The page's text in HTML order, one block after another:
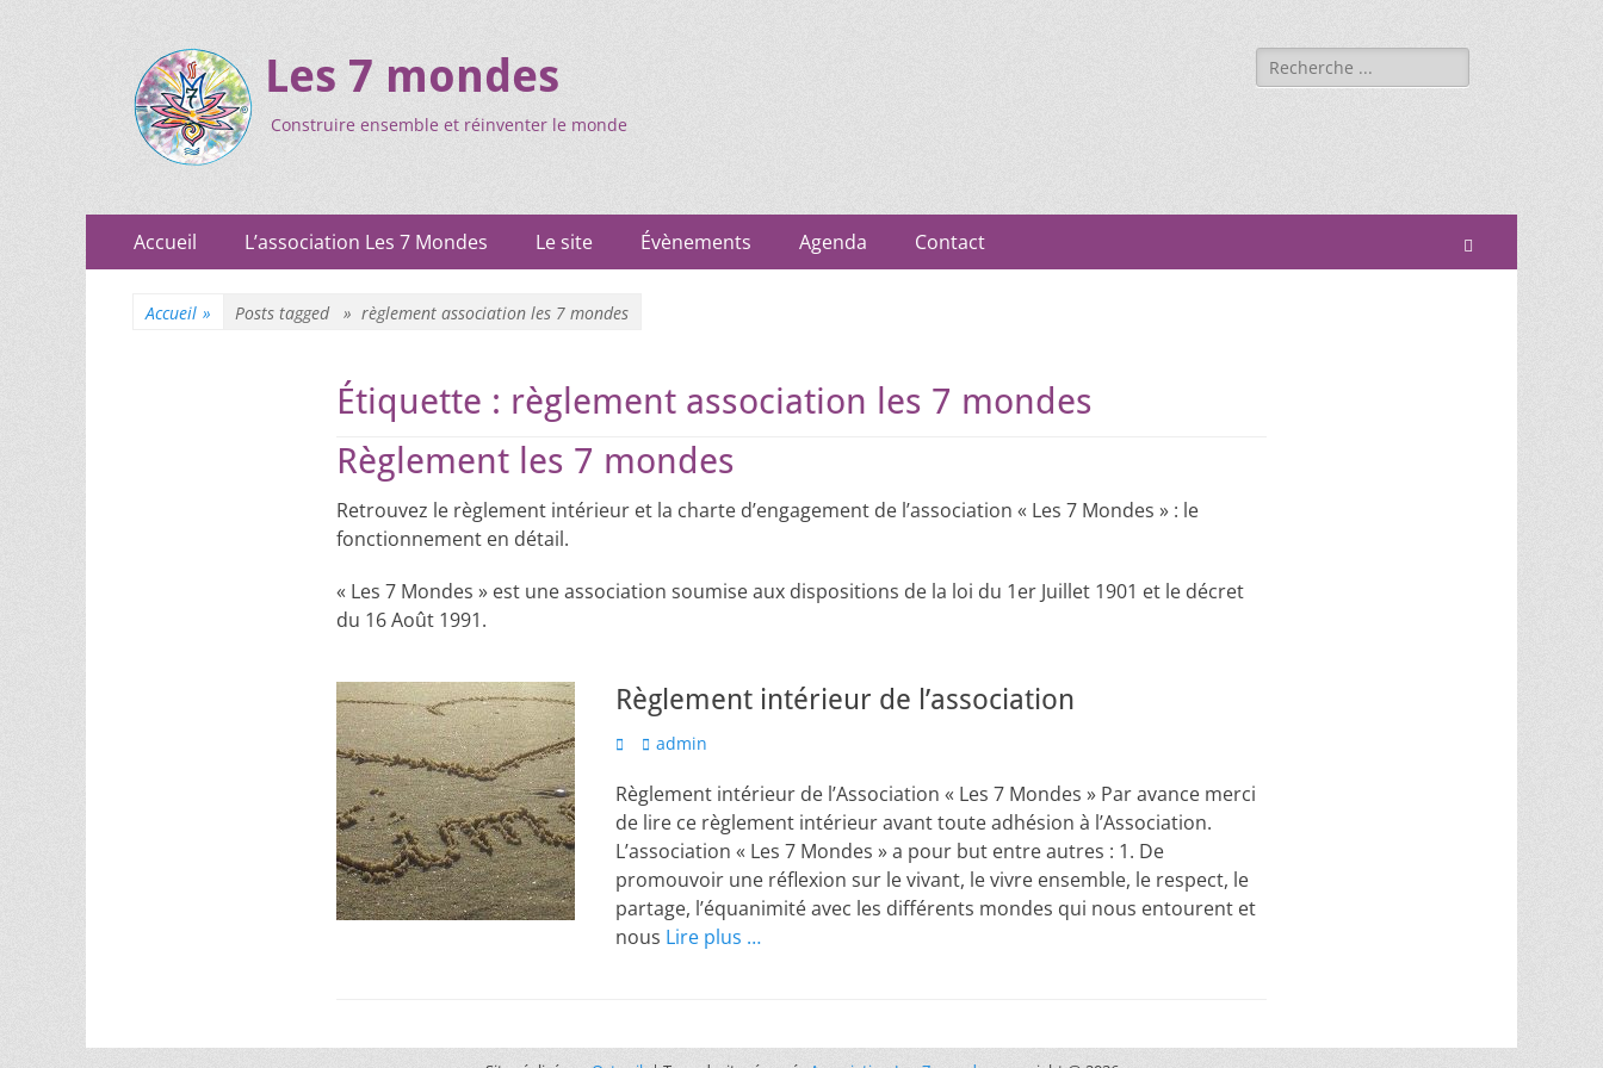
Les 7 mondes
Construire ensemble et réinventer le monde
Accueil L’association Les 7 Mondes Le site Évènements Agenda Contact
Accueil » Posts tagged » règlement association les 7 mondes
Étiquette : règlement association les 7 mondes
Règlement les 7 mondes
Retrouvez le règlement intérieur et la charte d’engagement de l’association « Les 7 Mondes » : le
fonctionnement en détail.
« Les 7 Mondes » est une association soumise aux dispositions de la loi du 1er Juillet 1901 et le décret
du 16 Août 1991.
Règlement intérieur de l’association
admin
Règlement intérieur de l’Association « Les 7 Mondes » Par avance merci
de lire ce règlement intérieur avant toute adhésion à l’Association.
L’association « Les 7 Mondes » a pour but entre autres : 1. De
promouvoir une réflexion sur le vivant, le vivre ensemble, le respect, le
partage, l’équanimité avec les différents mondes qui nous entourent et
nous Lire plus …